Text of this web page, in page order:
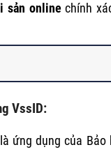
sản onlinechính
VssID:
ứng dụng của